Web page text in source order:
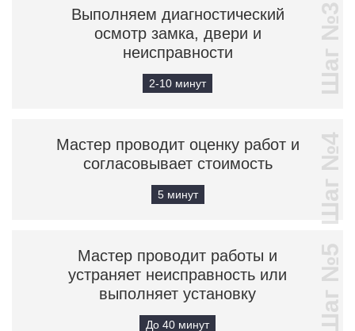
Выполняем диагностический
осмотр замка, двери и
неисправности
2-10 минут Шаг №3
Мастер проводит оценку работ и
согласовывает стоимость
5 минут Шаг №4
Мастер проводит работы и
устраняет неисправность или
выполняет установку
До 40 минут Шаг №5